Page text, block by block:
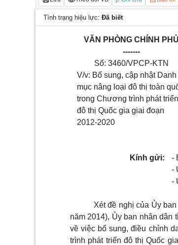
Tình trạng hiệu lực: Đã biết
VĂN PHÒNG CHÍNH PHỦ
-------
Số: 3460/VPCP-KTN
V/v: Bổ sung, cập nhật Danh
mục nâng loại đô thị toàn
trong Chương trình phát triển
đô thị Quốc gia giai đoạn
2012-2020
Kính gửi:
-
-
-
Xét đề nghị của Ủy
năm 2014), Ủy ban nhân dân
về việc bổ sung, điều chỉnh
trình phát triển đô thị Quốc